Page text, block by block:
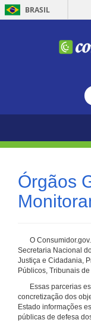
BRASIL
Órgãos
O
Secretaria Nacional
Justiça e Cidadania,
Públicos, Tribunais
Essas parcerias
concretização dos
Estado informações
públicas de defesa